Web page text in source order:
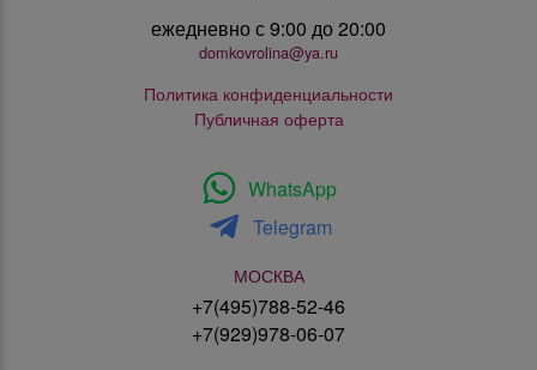
ежедневно с 9:00 до 20:00
domkovrolina@ya.ru
Политика конфиденциальности
Публичная оферта
WhatsApp
Telegram
МОСКВА
+7(495)788-52-46
+7(929)978-06-07